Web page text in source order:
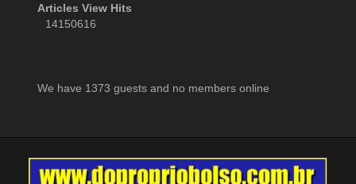
Articles View Hits
14150616
We have 1373 guests and no members online